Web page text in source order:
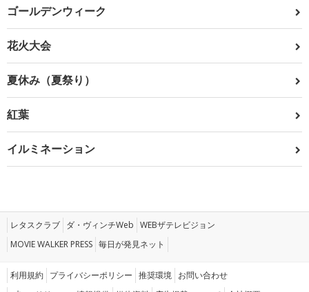
ゴールデンウィーク
花火大会
夏休み（夏祭り）
紅葉
イルミネーション
レタスクラブ ダ・ヴィンチWeb WEBザテレビジョン
MOVIE WALKER PRESS 毎日が発見ネット
利用規約 プライバシーポリシー 推奨環境 お問い合わせ